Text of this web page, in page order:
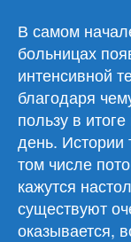
В самом
больницах
интенсивной
благодаря
пользу в
день. Истории
том числе
кажутся
существуют
оказывается,